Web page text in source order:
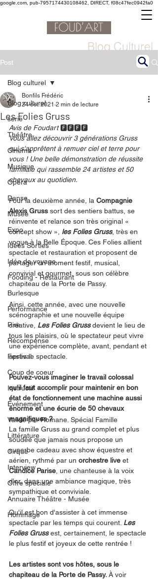
google.com, pub-7957174430108462, DIRECT, f08c47fec0942fa0
Blog Culturel
Post
Blog culturel
serie
Théâtre
Cinéma
Musique
Opéra
Danse
Musée
Expo
Idées Sorties
Idée de voyage
Fooding - Restaurant
Burlesque
Performance
Rire
Récompense
Festival
Coup de coeur
Instructif
Événement
Validé par Romane. Spécial Famille
Littérature
Cirque
Interview
Offre spéciale
Annuaire Théâtre - Musée
Hommage
Blog culturel
Les Folies Gruss
Bonfils Frédéric
24 oct. 2021 2 min de lecture
Avis de Foudart 🅵🅵🅵🅵
Vous allez découvrir 3 générations Gruss
qui s'apprêtent à remuer ciel et terre pour
vous ! Une belle démonstration de réussite
familiale qui rassemble 24 artistes et 50
chevaux au quotidien.
Pour la deuxième année, la Compagnie
Alexis Gruss sort des sentiers battus, se
réinvente et relance son très original «
concept show », les Folies Gruss, très en
vogue à la Belle Époque. Ces Folies allient
spectacle et restauration et proposent de
partager un moment festif, musical,
convivial et gourmet, sous son célèbre
chapiteau de la Porte de Passy.
Ainsi, cette année, avec une nouvelle
scénographie et une nouvelle équipe
créative, Les Folies Gruss devient le lieu de
tous les plaisirs, où le spectateur peut vivre
une expérience complète, avant, pendant et
après le spectacle.
Pouvez-vous imaginer le travail colossal
qu'il faut accomplir pour maintenir en bon
état de fonctionnement une machine aussi
énorme et une écurie de 50 chevaux
magnifiques ?
La famille Gruss au grand complet et plus
soudée que jamais nous propose un
superbe cadeau avec show équestre et
aérien, rythmé par un orchestre live et
Candice Parise , une chanteuse à la voix
d'or, dans une ambiance magique, très
sympathique et conviviale.
Qu'il est bon d'assister à cet immense
spectacle par les temps qui courent. Les
Folies Gruss est, certainement, le spectacle
le plus festif et joyeux de cette rentrée !
Les artistes sont vos hôtes, sous le
chapiteau de la Porte de Passy. À voir